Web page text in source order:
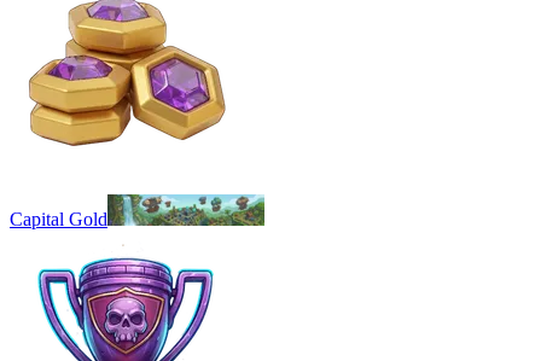
Capital Gold